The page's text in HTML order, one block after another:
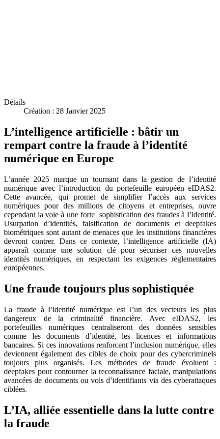
Détails
Création : 28 Janvier 2025
L’intelligence artificielle : bâtir un
rempart contre la fraude à l’identité
numérique en Europe
L’année 2025 marque un tournant dans la gestion de l’identité
numérique avec l’introduction du portefeuille européen eIDAS2.
Cette avancée, qui promet de simplifier l’accès aux services
numériques pour des millions de citoyens et entreprises, ouvre
cependant la voie à une forte sophistication des fraudes à l’identité.
Usurpation d’identités, falsification de documents et deepfakes
biométriques sont autant de menaces que les institutions financières
devront contrer. Dans ce contexte, l’intelligence artificielle (IA)
apparaît comme une solution clé pour sécuriser ces nouvelles
identités numériques, en respectant les exigences réglementaires
européennes.
Une fraude toujours plus sophistiquée
La fraude à l’identité numérique est l’un des vecteurs les plus
dangereux de la criminalité financière. Avec eIDAS2, les
portefeuilles numériques centraliseront des données sensibles
comme les documents d’identité, les licences et informations
bancaires. Si ces innovations renforcent l’inclusion numérique, elles
deviennent également des cibles de choix pour des cybercriminels
toujours plus organisés. Les méthodes de fraude évoluent :
deepfakes pour contourner la reconnaissance faciale, manipulations
avancées de documents ou vols d’identifiants via des cyberattaques
ciblées.
L’IA, alliée essentielle dans la lutte contre
la fraude